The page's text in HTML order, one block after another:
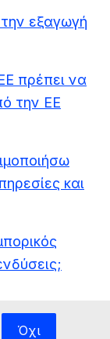
εξαγωγή
πρέπει να
την ΕΕ
και
Όχι